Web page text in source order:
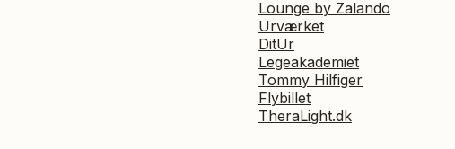
Lounge by Zalando
Urværket
DitUr
Legeakademiet
Tommy Hilfiger
Flybillet
TheraLight.dk